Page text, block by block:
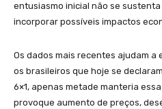
entusiasmo inicial não se
incorporar possíveis impactos
Os dados mais recentes ajudam a
os brasileiros que hoje se
6×1, apenas metade manteria
provoque aumento de preços,